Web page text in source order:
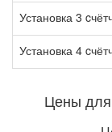
Установка 3
Установка 4
Цены для